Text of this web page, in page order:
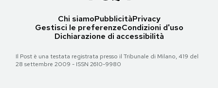
Chi siamoPubblicitàPrivacy
Gestisci le preferenzeCondizioni d'uso
Dichiarazione di accessibilità
Il Post è una testata registrata presso il Tribunale di Milano, 419 del
28 settembre 2009 - ISSN 2610-9980